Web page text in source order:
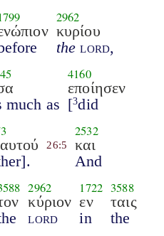
2962
κυρίου
the lord,
much as
4160
εποίησεν
[3did
26:5
2532
και
And
2962
κύριον
lord
1722
εν
in
3588
ταις
the